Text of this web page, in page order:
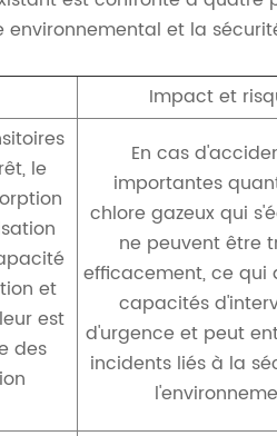
et la
Impact et
le
et
est
des
En cas
importantes
chlore gazeux qui
ne peuvent être
efficacement, ce qui
capacités
d'urgence et peut
incidents liés à la